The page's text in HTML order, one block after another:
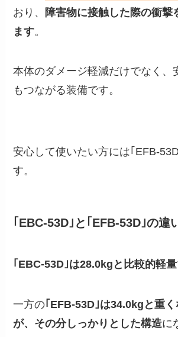
おり、 障害物に接触した際の衝撃
ます。
本体のダメージ軽減だけでなく、
もつながる装備です。
安心して使いたい方には｢EFB-
す。
｢EBC-53D｣と｢EFB-53D｣の
｢EBC-53D｣は28.0kgと比較的軽量
一方の｢EFB-53D｣は34.0kgと重
が、その分しっかりとした構造に